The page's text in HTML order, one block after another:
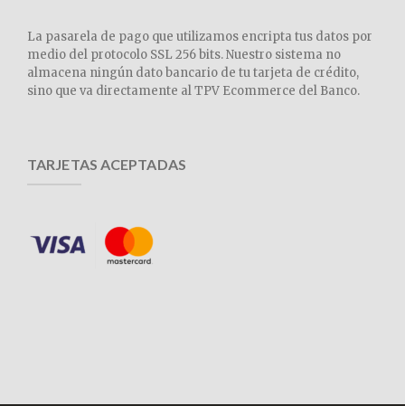
La pasarela de pago que utilizamos encripta tus datos por
medio del protocolo SSL 256 bits. Nuestro sistema no
almacena ningún dato bancario de tu tarjeta de crédito,
sino que va directamente al TPV Ecommerce del Banco.
TARJETAS ACEPTADAS